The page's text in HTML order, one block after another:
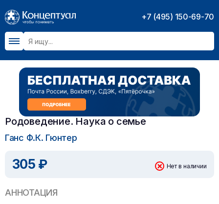
+7 (495) 150-69-70
Родоведение. Наука о семье
Ганс Ф.К. Гюнтер
305 ₽ Нет в наличии
АННОТАЦИЯ